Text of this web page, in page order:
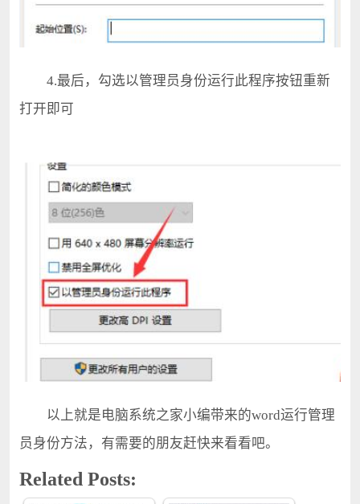
4.最后，勾选以管理员身份运行此程序按钮重新
打开即可
以上就是电脑系统之家小编带来的word运行管理
员身份方法，有需要的朋友赶快来看看吧。
Related Posts: